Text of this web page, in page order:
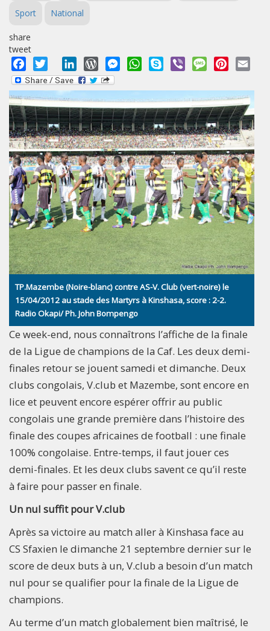
Sport National
share
tweet
Facebook
Twitter LinkedInWordPressMessengerWhatsApp
Skype Viber MessagePinterest
TP.Mazembe (Noire-blanc) contre AS-V. Club (vert-noire) le
15/04/2012 au stade des Martyrs à Kinshasa, score : 2-2.
Radio Okapi/ Ph. John Bompengo
Ce week-end, nous connaîtrons l’affiche de la finale
de la Ligue de champions de la Caf. Les deux demi-
finales retour se jouent samedi et dimanche. Deux
clubs congolais, V.club et Mazembe, sont encore en
lice et peuvent encore espérer offrir au public
congolais une grande première dans l’histoire des
finale des coupes africaines de football : une finale
100% congolaise. Entre-temps, il faut jouer ces
demi-finales. Et les deux clubs savent ce qu’il reste
à faire pour passer en finale.
Un nul suffit pour V.club
Après sa victoire au match aller à Kinshasa face au
CS Sfaxien le dimanche 21 septembre dernier sur le
score de deux buts à un, V.club a besoin d’un match
nul pour se qualifier pour la finale de la Ligue de
champions.
Au terme d’un match globalement bien maîtrisé, le